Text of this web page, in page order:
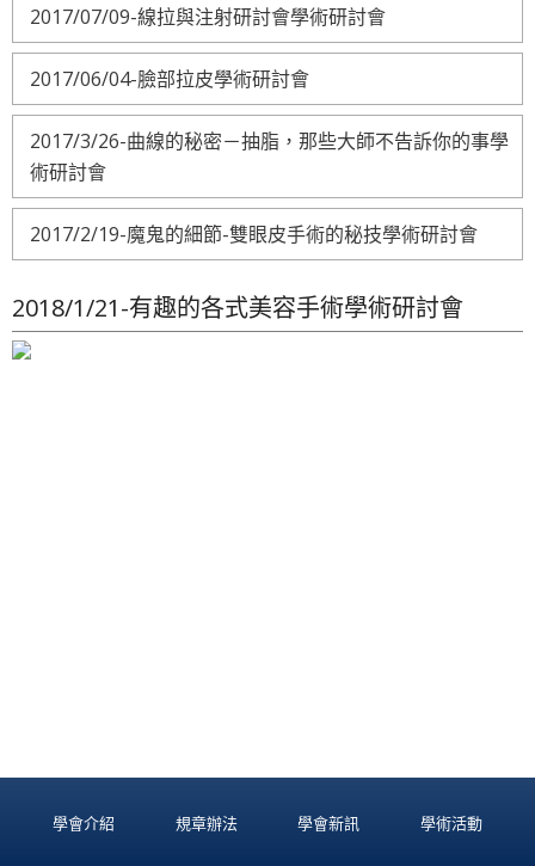
2017/07/09-線拉與注射研討會學術研討會
2017/06/04-臉部拉皮學術研討會
2017/3/26-曲線的秘密－抽脂，那些大師不告訴你的事學
術研討會
2017/2/19-魔鬼的細節-雙眼皮手術的秘技學術研討會
2018/1/21-有趣的各式美容手術學術研討會
學會介紹 規章辦法 學會新訊 學術活動